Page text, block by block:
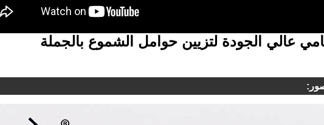
عالي الجودة لتزيين حوامل الشموع بالجملة